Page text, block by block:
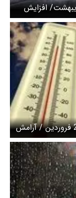
گلستان فردا شنبه 19 اردیبهشت/ افزایش
پیش بینی هوای گلستان فردا چهارشنبه 26 فروردین / آرامش